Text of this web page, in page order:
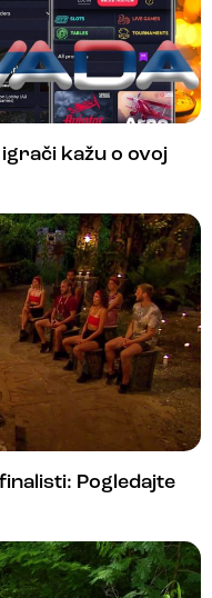
igrači kažu o ovoj
Pogledajte